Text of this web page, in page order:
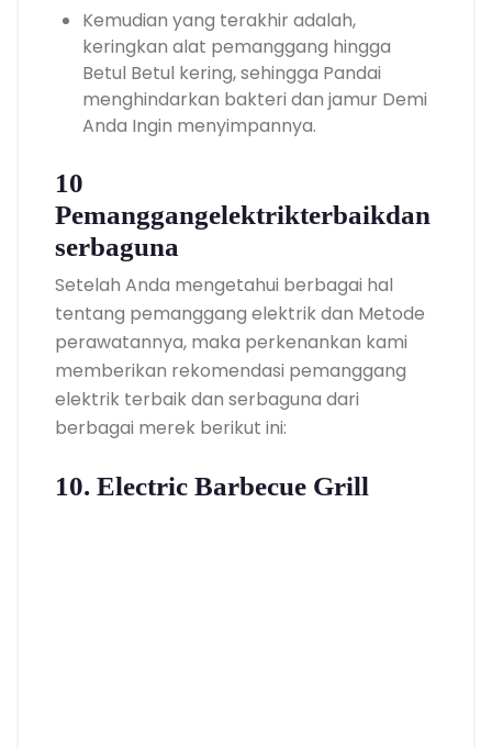
Kemudian yang terakhir adalah,
keringkan alat pemanggang hingga
Betul Betul kering, sehingga Pandai
menghindarkan bakteri dan jamur Demi
Anda Ingin menyimpannya.
10
Pemanggangelektrikterbaikdan
serbaguna
Setelah Anda mengetahui berbagai hal
tentang pemanggang elektrik dan Metode
perawatannya, maka perkenankan kami
memberikan rekomendasi pemanggang
elektrik terbaik dan serbaguna dari
berbagai merek berikut ini:
10. Electric Barbecue Grill